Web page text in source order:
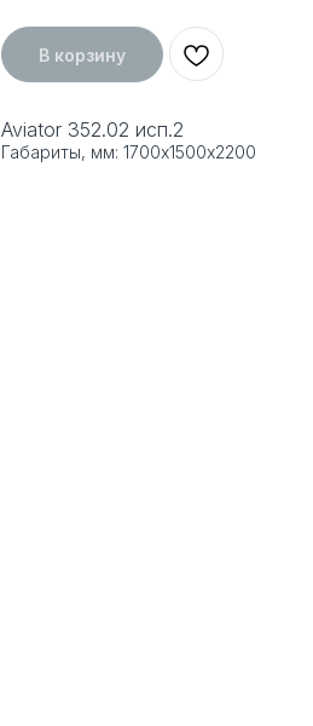
В корзину
Aviator 352.02 исп.2
Габариты, мм: 1700х1500х2200